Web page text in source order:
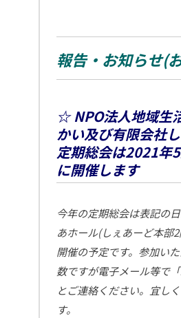
報告・お知らせ(
☆ NPO法人地域生
かい及び有限会社
定期総会は2021年
に開催します
今年の定期総会は表記の
あホール(しぇあーど本部
開催の予定です。参加い
数ですが電子メール等で
とご連絡ください。宜し
す。